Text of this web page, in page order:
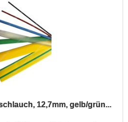
12,7mm, gelb/grün...